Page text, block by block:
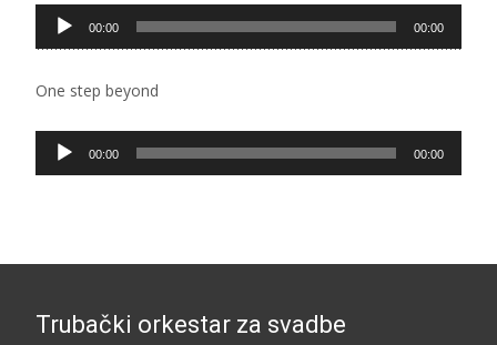
Pregledač
zvučnih
00:00 00:00
One step beyond
Pregledač
zvučnih
00:00 00:00
Trubački orkestar za svadbe